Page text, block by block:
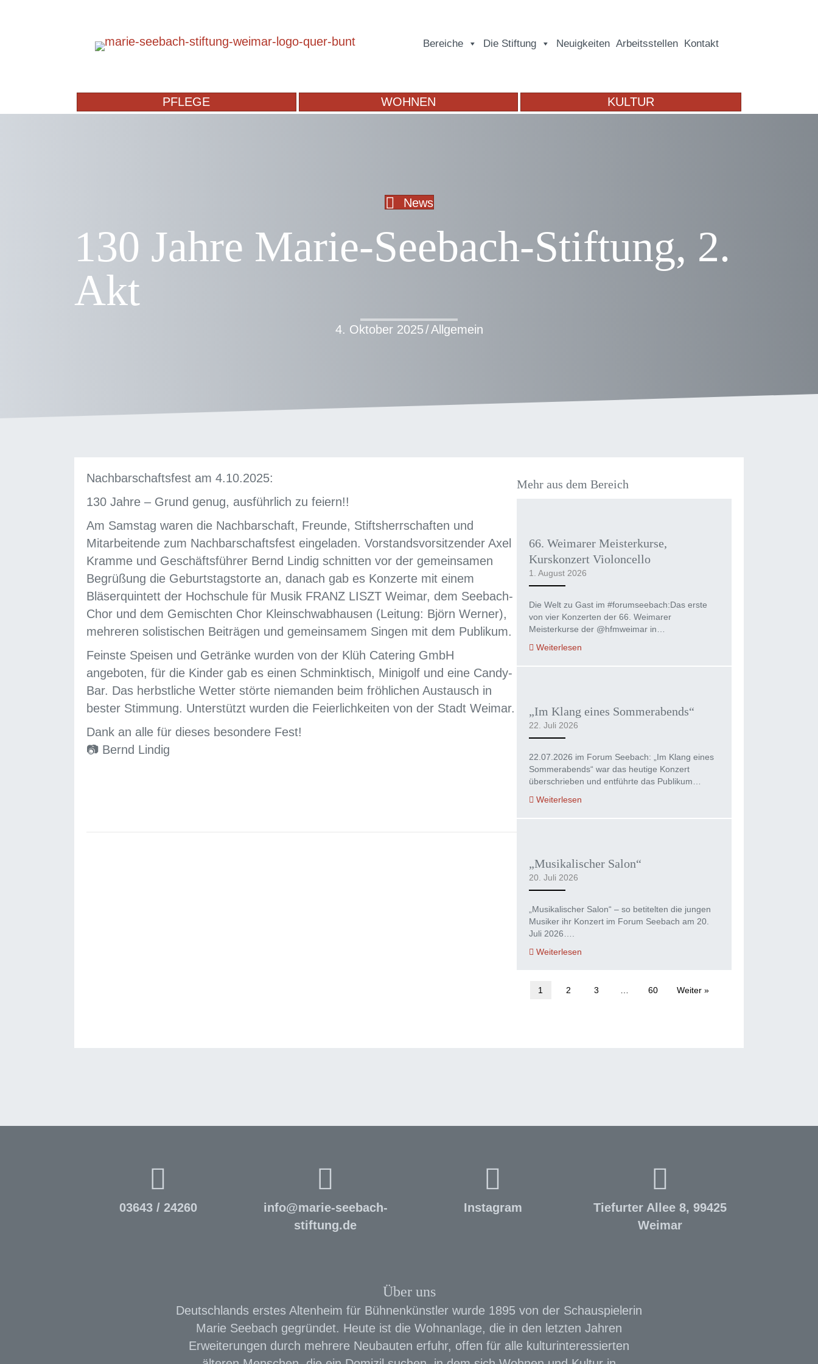
Bereiche Die Stiftung Neuigkeiten Arbeitsstellen Kontakt
PFLEGE WOHNEN KULTUR
News
130 Jahre Marie-Seebach-Stiftung, 2.
Akt
4. Oktober 2025/Allgemein
Nachbarschaftsfest am 4.10.2025:
130 Jahre – Grund genug, ausführlich zu feiern!!
Am Samstag waren die Nachbarschaft, Freunde, Stiftsherrschaften und
Mitarbeitende zum Nachbarschaftsfest eingeladen. Vorstandsvorsitzender Axel
Kramme und Geschäftsführer Bernd Lindig schnitten vor der gemeinsamen
Begrüßung die Geburtstagstorte an, danach gab es Konzerte mit einem
Bläserquintett der Hochschule für Musik FRANZ LISZT Weimar, dem Seebach-
Chor und dem Gemischten Chor Kleinschwabhausen (Leitung: Björn Werner),
mehreren solistischen Beiträgen und gemeinsamem Singen mit dem Publikum.
Feinste Speisen und Getränke wurden von der Klüh Catering GmbH
angeboten, für die Kinder gab es einen Schminktisch, Minigolf und eine Candy-
Bar. Das herbstliche Wetter störte niemanden beim fröhlichen Austausch in
bester Stimmung. Unterstützt wurden die Feierlichkeiten von der Stadt Weimar.
Dank an alle für dieses besondere Fest!
📷 Bernd Lindig
Mehr aus dem Bereich
66. Weimarer Meisterkurse,
Kurskonzert Violoncello
1. August 2026
Die Welt zu Gast im #forumseebach:Das erste
von vier Konzerten der 66. Weimarer
Meisterkurse der @hfmweimar in…
Weiterlesen
„Im Klang eines Sommerabends“
22. Juli 2026
22.07.2026 im Forum Seebach: „Im Klang eines
Sommerabends“ war das heutige Konzert
überschrieben und entführte das Publikum…
Weiterlesen
„Musikalischer Salon“
20. Juli 2026
„Musikalischer Salon“ – so betitelten die jungen
Musiker ihr Konzert im Forum Seebach am 20.
Juli 2026….
Weiterlesen
1 2 3 60 Weiter »
03643 / 24260 info@marie-seebach-
stiftung.de
Instagram
Tiefurter Allee 8, 99425
Weimar
Über uns
Deutschlands erstes Altenheim für Bühnenkünstler wurde 1895 von der Schauspielerin
Marie Seebach gegründet. Heute ist die Wohnanlage, die in den letzten Jahren
Erweiterungen durch mehrere Neubauten erfuhr, offen für alle kulturinteressierten